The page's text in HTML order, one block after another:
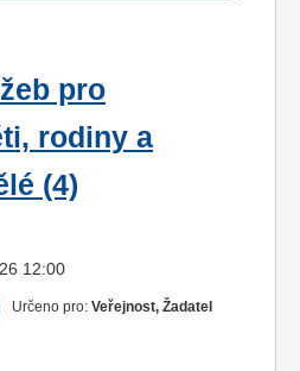
pro
rodiny a
(4)
12:00
Určeno pro: Veřejnost, Žadatel